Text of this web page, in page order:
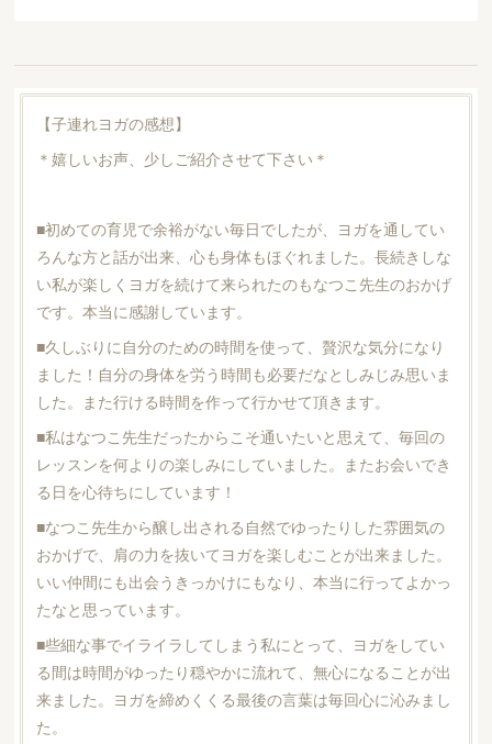
【子連れヨガの感想】
＊嬉しいお声、少しご紹介させて下さい＊
■初めての育児で余裕がない毎日でしたが、ヨガを通してい
ろんな方と話が出来、心も身体もほぐれました。長続きしな
い私が楽しくヨガを続けて来られたのもなつこ先生のおかげ
です。本当に感謝しています。
■久しぶりに自分のための時間を使って、贅沢な気分になり
ました！自分の身体を労う時間も必要だなとしみじみ思いま
した。また行ける時間を作って行かせて頂きます。
■私はなつこ先生だったからこそ通いたいと思えて、毎回の
レッスンを何よりの楽しみにしていました。またお会いでき
る日を心待ちにしています！
■なつこ先生から醸し出される自然でゆったりした雰囲気の
おかげで、肩の力を抜いてヨガを楽しむことが出来ました。
いい仲間にも出会うきっかけにもなり、本当に行ってよかっ
たなと思っています。
■些細な事でイライラしてしまう私にとって、ヨガをしてい
る間は時間がゆったり穏やかに流れて、無心になることが出
来ました。ヨガを締めくくる最後の言葉は毎回心に沁みまし
た。